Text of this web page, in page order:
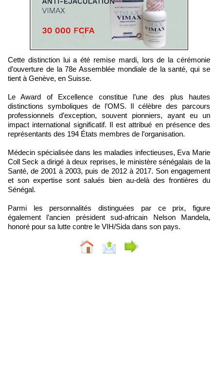
Cette distinction lui a été remise mardi, lors de la cérémonie
d’ouverture de la 78e Assemblée mondiale de la santé, qui se
tient à Genève, en Suisse.
Le Award of Excellence constitue l’une des plus hautes
distinctions symboliques de l’OMS. Il célèbre des parcours
professionnels d’exception, souvent pionniers, ayant eu un
impact international significatif. Il est attribué en présence des
représentants des 194 États membres de l’organisation.
Médecin spécialisée dans les maladies infectieuses, Eva Marie
Coll Seck a dirigé à deux reprises, le ministère sénégalais de la
Santé, de 2001 à 2003, puis de 2012 à 2017. Son engagement
et son expertise sont salués bien au-delà des frontières du
Sénégal.
Parmi les personnalités distinguées par ce prix, figure
également l’ancien président sud-africain Nelson Mandela,
honoré pour sa lutte contre le VIH/Sida dans son pays.